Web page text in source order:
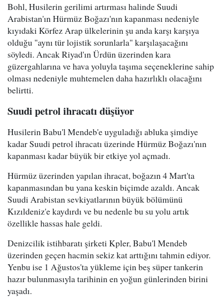
Bohl, Husilerin gerilimi artırması halinde Suudi
Arabistan'ın Hürmüz Boğazı'nın kapanması nedeniyle
kıyıdaki Körfez Arap ülkelerinin şu anda karşı karşıya
olduğu "aynı tür lojistik sorunlarla" karşılaşacağını
söyledi. Ancak Riyad'ın Ürdün üzerinden kara
güzergahlarına ve hava yoluyla taşıma seçeneklerine sahip
olması nedeniyle muhtemelen daha hazırlıklı olacağını
belirtti.
Suudi petrol ihracatı düşüyor
Husilerin Babu'l Mendeb'e uyguladığı abluka şimdiye
kadar Suudi petrol ihracatı üzerinde Hürmüz Boğazı'nın
kapanması kadar büyük bir etkiye yol açmadı.
Hürmüz üzerinden yapılan ihracat, boğazın 4 Mart'ta
kapanmasından bu yana keskin biçimde azaldı. Ancak
Suudi Arabistan sevkiyatlarının büyük bölümünü
Kızıldeniz'e kaydırdı ve bu nedenle bu su yolu artık
özellikle hassas hale geldi.
Denizcilik istihbaratı şirketi Kpler, Babu'l Mendeb
üzerinden geçen hacmin sekiz kat arttığını tahmin ediyor.
Yenbu ise 1 Ağustos'ta yükleme için beş süper tankerin
hazır bulunmasıyla tarihinin en yoğun günlerinden birini
yaşadı.